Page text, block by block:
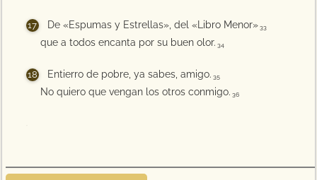
De «Espumas y Estrellas», del «Libro Menor» 33
que a todos encanta por su buen olor. 34
Entierro de pobre, ya sabes, amigo. 35
No quiero que vengan los otros conmigo. 36